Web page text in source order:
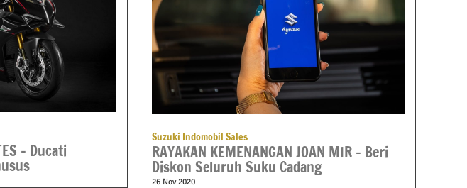
– Ducati
Suzuki Indomobil Sales
RAYAKAN KEMENANGAN JOAN MIR – Beri
Diskon Seluruh Suku Cadang
26 Nov 2020